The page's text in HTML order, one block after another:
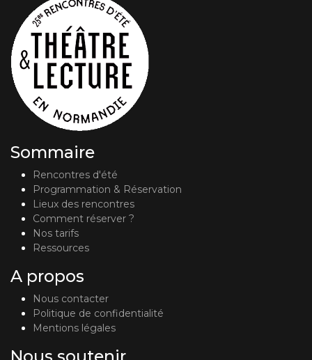
Sommaire
Rencontres d'été
Programmation & Réservation
Lieux des rencontres
Comment réserver ?
Nos tarifs
Ressources
A propos
Nous contacter
Politique de confidentialité
Mentions légales